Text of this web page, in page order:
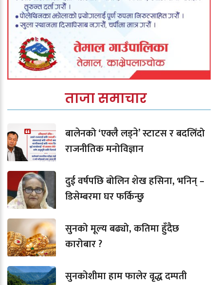
ताजा समाचार
बालेनको ‘एक्लै लड्ने’ स्टाटस र बदलिँदो
राजनीतिक मनोविज्ञान
दुई वर्षपछि बोलिन शेख हसिना, भनिन् –
डिसेम्बरमा घर फर्किन्छु
सुनको मूल्य बढ्यो, कतिमा हुँदैछ
कारोबार ?
सुनकोशीमा हाम फालेर वृद्ध दम्पती